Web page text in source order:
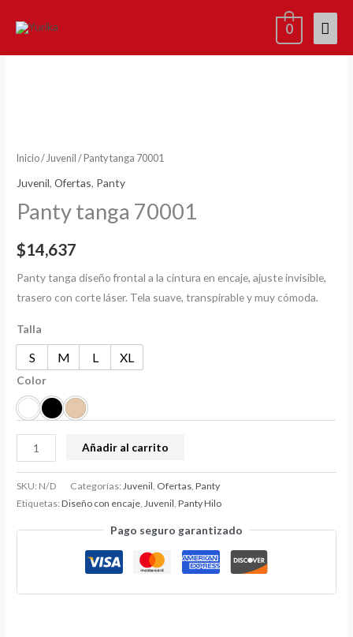
0
x2=15%
Inicio/Juvenil / Panty tanga 70001
Juvenil,Ofertas, Panty
Panty tanga 70001
$14,637
Panty tanga diseño frontal a la cintura en encaje, ajuste invisible,
trasero con corte láser. Tela suave, transpirable y muy cómoda.
Talla
S M L XL
Color
Panty
Añadir al carrito
SKU: N/D Categorías:Juvenil, Ofertas,Panty
Etiquetas:Diseño con encaje,Juvenil,Panty Hilo
Pago seguro garantizado